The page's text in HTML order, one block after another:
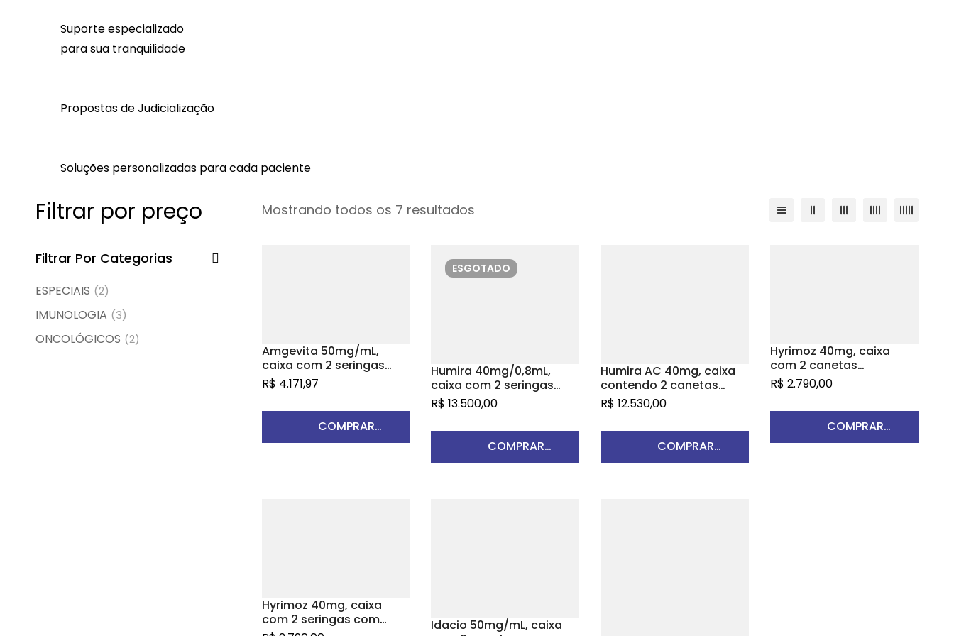
Suporte especializado
para sua tranquilidade
Propostas de Judicialização
Soluções personalizadas para cada paciente
Filtrar por preço
Filtrar Por Categorias
ESPECIAIS (2)
IMUNOLOGIA (3)
ONCOLÓGICOS (2)
Mostrando todos os 7 resultados
Amgevita 50mg/mL,
caixa com 2 seringas
preenchidas com 0,8mL
de solução injetável
cada + caneta
aplicadora
R$ 4.171,97
COMPRAR
ESGOTADO
Humira 40mg/0,8mL,
caixa com 2 seringas
preenchidas com 0,8mL
de solução de uso
subcutâneo + 2 lenços
umedecidos em álcool
R$ 13.500,00
COMPRAR
Humira AC 40mg, caixa
contendo 2 canetas
advanced com 0,4mL de
solução de uso
subcutâneo + 2 lenços
umedecidos em álcool
R$ 12.530,00
COMPRAR
Hyrimoz 40mg, caixa
com 2 canetas
aplicadoras preenchidas
com 0,8mL de solução de
uso subcutâneo
R$ 2.790,00
COMPRAR
Hyrimoz 40mg, caixa
com 2 seringas com
Idacio 50mg/mL, caixa